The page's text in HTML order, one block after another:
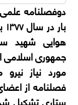
دو‌فصلنامه
هوایی شهید
جمهوری اسلامی
مورد نیاز
فصلنامه از